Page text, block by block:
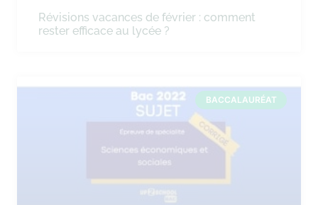
Révisions vacances de février : comment
rester efficace au lycée ?
BACCALAURÉAT